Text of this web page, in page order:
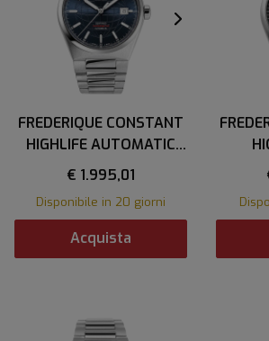
FREDERIQUE CONSTANT
HIGHLIFE AUTOMATIC
COSC
€ 1.995,01
Disponibile in 20 giorni
Acquista